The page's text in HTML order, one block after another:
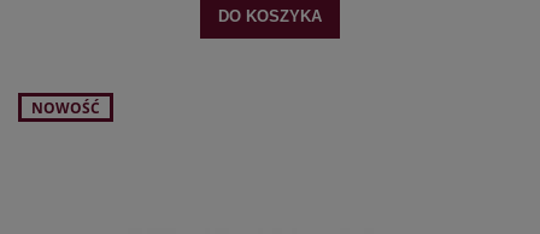
DO KOSZYKA
NOWOŚĆ